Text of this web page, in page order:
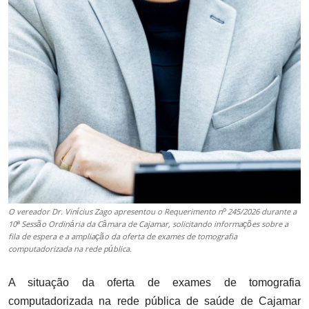
O vereador Dr. Vinícius Zago apresentou o Requerimento nº 245/2026 durante a
10ª Sessão Ordinária da Câmara de Cajamar, solicitando informações sobre a
fila de espera e a ampliação da oferta de exames de tomografia
computadorizada na rede pública.
A situação da oferta de exames de tomografia
computadorizada na rede pública de saúde de Cajamar